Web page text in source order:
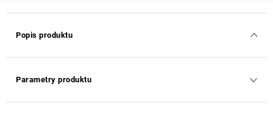
Popis produktu
Parametry produktu